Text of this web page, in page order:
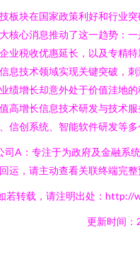
板块在国家政策利好和行业
核心消息推动了这一趋势：
业税收优惠延长，以及专精
息技术领域实现关键突破，
绩增长却意外处于价值洼地
高增长信息技术研发与技术
信创系统、智能软件研发等多
司A：专注于为政府及金融系
运，请主动查看关联终端完整
若转载，请注明出处：http://
更新时间：